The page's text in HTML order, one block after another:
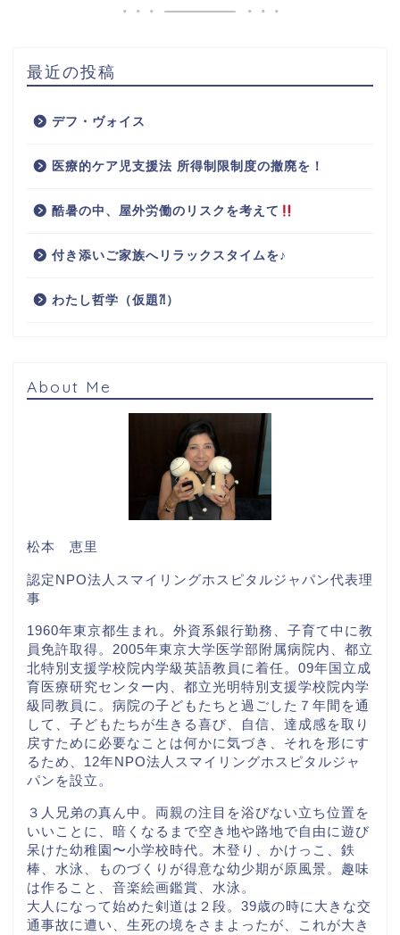
最近の投稿
デフ・ヴォイス
医療的ケア児支援法 所得制限制度の撤廃を！
酷暑の中、屋外労働のリスクを考えて
付き添いご家族へリラックスタイムを♪
わたし哲学（仮題⁈）
About Me
松本 恵里
認定NPO法人スマイリングホスピタルジャパン代表理
事
1960年東京都生まれ。外資系銀行勤務、子育て中に教
員免許取得。2005年東京大学医学部附属病院内、都立
北特別支援学校院内学級英語教員に着任。09年国立成
育医療研究センター内、都立光明特別支援学校院内学
級同教員に。病院の子どもたちと過ごした７年間を通
して、子どもたちが生きる喜び、自信、達成感を取り
戻すために必要なことは何かに気づき、それを形にす
るため、12年NPO法人スマイリングホスピタルジャ
パンを設立。
３人兄弟の真ん中。両親の注目を浴びない立ち位置を
いいことに、暗くなるまで空き地や路地で自由に遊び
呆けた幼稚園〜小学校時代。木登り、かけっこ、鉄
棒、水泳、ものづくりが得意な幼少期が原風景。趣味
は作ること、音楽絵画鑑賞、水泳。
大人になって始めた剣道は２段。39歳の時に大きな交
通事故に遭い、生死の境をさまよったが、これが大き